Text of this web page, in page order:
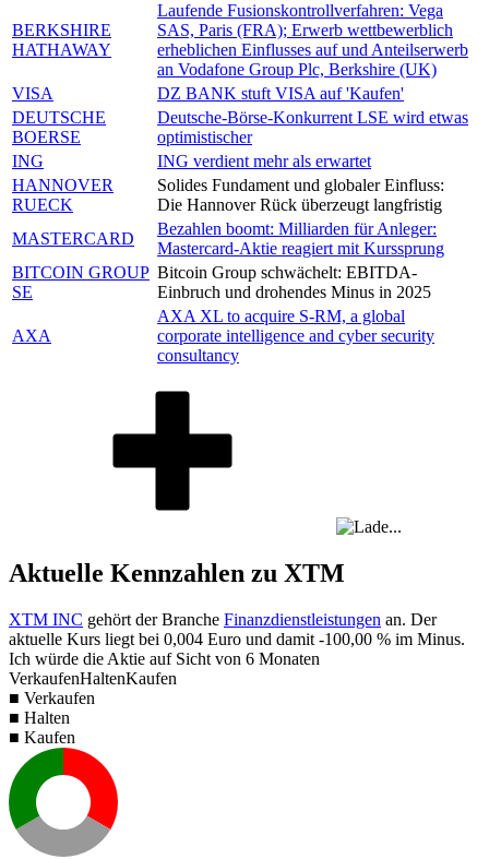
BERKSHIRE
HATHAWAY
Laufende Fusionskontrollverfahren: Vega
SAS, Paris (FRA); Erwerb wettbewerblich
erheblichen Einflusses auf und Anteilserwerb
an Vodafone Group Plc, Berkshire (UK)
VISA
DZ BANK stuft VISA auf 'Kaufen'
DEUTSCHE
BOERSE
Deutsche-Börse-Konkurrent LSE wird etwas
optimistischer
ING
ING verdient mehr als erwartet
HANNOVER
RUECK
Solides Fundament und globaler Einfluss:
Die Hannover Rück überzeugt langfristig
MASTERCARD
Bezahlen boomt: Milliarden für Anleger:
Mastercard-Aktie reagiert mit Kurssprung
BITCOIN GROUP
SE
Bitcoin Group schwächelt: EBITDA-
Einbruch und drohendes Minus in 2025
AXA
AXA XL to acquire S-RM, a global
corporate intelligence and cyber security
consultancy
Aktuelle Kennzahlen zu XTM
XTM INC gehört der Branche Finanzdienstleistungen an. Der
aktuelle Kurs liegt bei 0,004 Euro und damit -100,00 % im Minus.
Ich würde die Aktie auf Sicht von 6 Monaten
VerkaufenHaltenKaufen
■ Verkaufen
■ Halten
■ Kaufen